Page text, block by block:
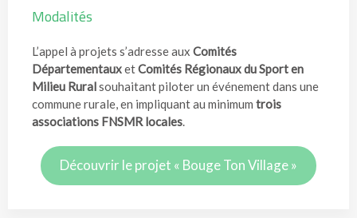
Modalités
L’appel à projets s’adresse aux Comités
DépartementauxetComités Régionaux du Sport en
Milieu Ruralsouhaitant piloter un événement dans une
commune rurale, en impliquant au minimum trois
associations FNSMR locales.
Découvrir le projet « Bouge Ton Village »